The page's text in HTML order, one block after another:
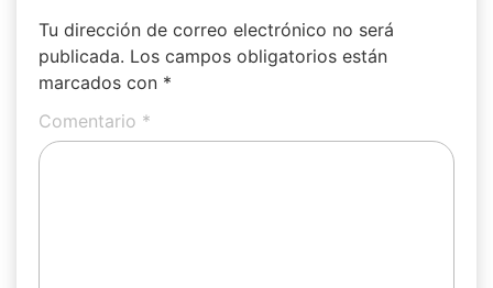
Tu dirección de correo electrónico no será
publicada. Los campos obligatorios están
marcados con *
Comentario *